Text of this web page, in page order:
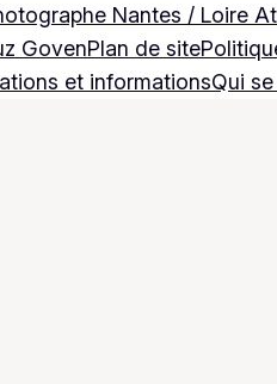
Nantes / Loire
GovenPlan de site
et informationsQui